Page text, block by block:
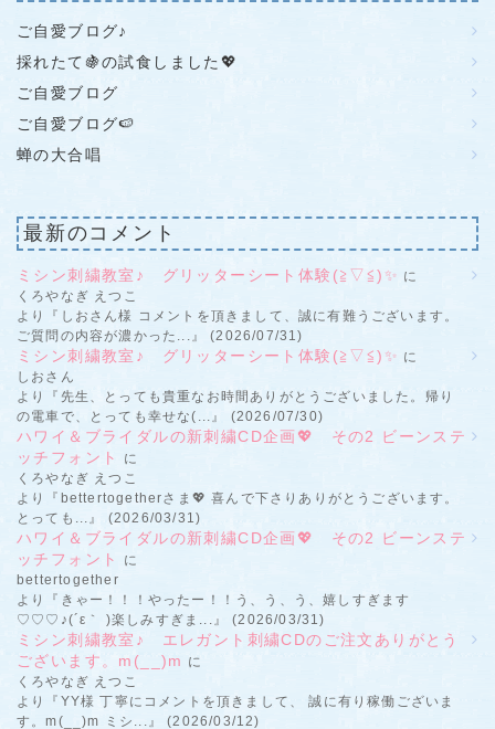
ご自愛ブログ♪
採れたて🍇の試食しました💖
ご自愛ブログ
ご自愛ブログ🍉
蝉の大合唱
最新のコメント
ミシン刺繍教室♪ グリッターシート体験(≧▽≦)✨ に
くろやなぎ えつこ
より『しおさん様 コメントを頂きまして、誠に有難うございます。
ご質問の内容が濃かった...』 (2026/07/31)
ミシン刺繍教室♪ グリッターシート体験(≧▽≦)✨ に
しおさん
より『先生、とっても貴重なお時間ありがとうございました。帰り
の電車で、とっても幸せな(...』 (2026/07/30)
ハワイ＆ブライダルの新刺繍CD企画💖 その2 ビーンステ
ッチフォント
に
くろやなぎ えつこ
より『bettertogetherさま💖 喜んで下さりありがとうございます。
とっても...』 (2026/03/31)
ハワイ＆ブライダルの新刺繍CD企画💖 その2 ビーンステ
ッチフォント
に
bettertogether
より『きゃー！！！やったー！！う、う、う、嬉しすぎます
♡♡♡♪(´ε｀ )楽しみすぎま...』 (2026/03/31)
ミシン刺繍教室♪ エレガント刺繍CDのご注文ありがとう
ございます。m(__)m に
くろやなぎ えつこ
より『YY様 丁寧にコメントを頂きまして、 誠に有り稼働ございま
す。m(__)m ミシ...』 (2026/03/12)